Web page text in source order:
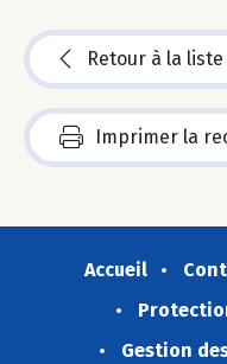
Retour à la liste
Imprimer la
Accueil
Gestion